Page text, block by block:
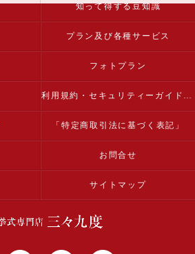
知って得する豆知識
プラン及び各種サービス
フォトプラン
利用規約・セキュリティーガイドライン
「特定商取引法に基づく表記」
お問合せ
サイトマップ